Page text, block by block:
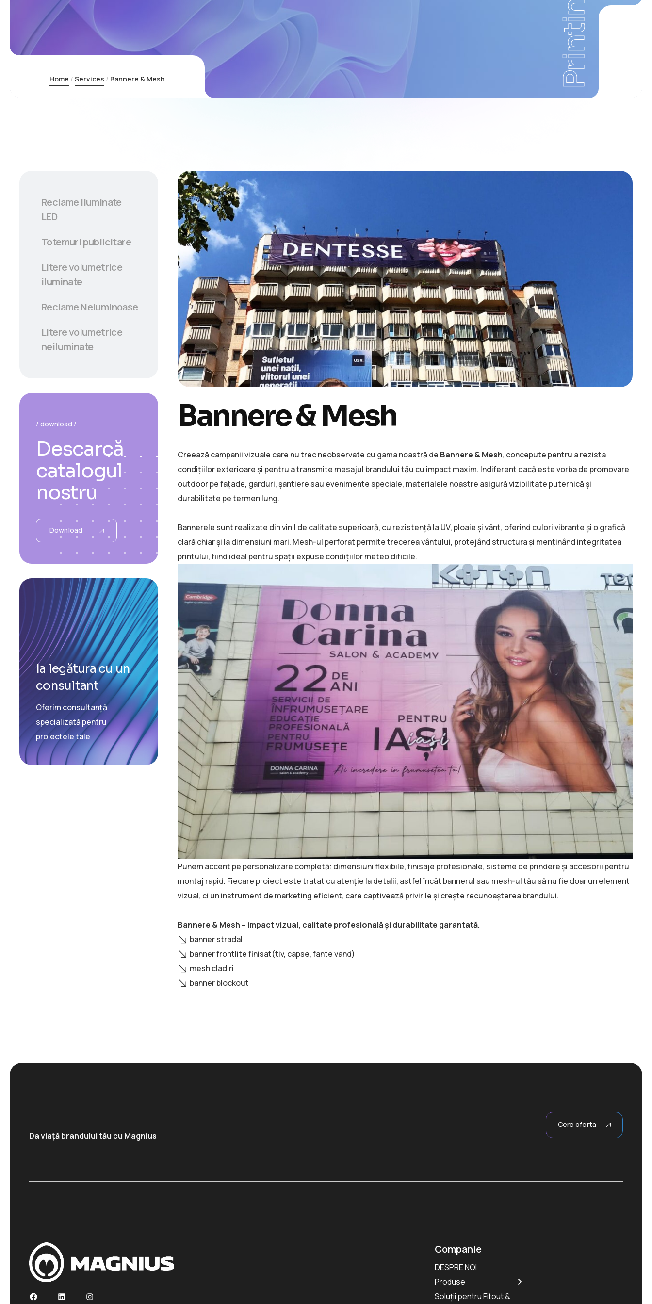
Printing
Home Services Bannere & Mesh
Bannere & Mesh
Creează campanii vizuale care nu trec neobservate cu gama noastră de Bannere & Mesh, concepute pentru a rezista
condițiilor exterioare și pentru a transmite mesajul brandului tău cu impact maxim. Indiferent dacă este vorba de promovare
outdoor pe fațade, garduri, șantiere sau evenimente speciale, materialele noastre asigură vizibilitate puternică și
durabilitate pe termen lung.
Bannerele sunt realizate din vinil de calitate superioară, cu rezistență la UV, ploaie și vânt, oferind culori vibrante și o grafică
clară chiar și la dimensiuni mari. Mesh-ul perforat permite trecerea vântului, protejând structura și menținând integritatea
printului, fiind ideal pentru spații expuse condițiilor meteo dificile.
Punem accent pe personalizare completă: dimensiuni flexibile, finisaje profesionale, sisteme de prindere și accesorii pentru
montaj rapid. Fiecare proiect este tratat cu atenție la detalii, astfel încât bannerul sau mesh-ul tău să nu fie doar un element
vizual, ci un instrument de marketing eficient, care captivează privirile și crește recunoașterea brandului.
Bannere & Mesh – impact vizual, calitate profesională și durabilitate garantată.
banner stradal
banner frontlite finisat(tiv, capse, fante vand)
mesh cladiri
banner blockout
Reclame iluminate
LED
Totemuri publicitare
Litere volumetrice
iluminate
Reclame Neluminoase
Litere volumetrice
neiluminate
/ download /
Descarcă
catalogul
nostru
Download
Ia legătura cu un
consultant
Oferim consultanță
specializată pentru
proiectele tale
Da viață brandului tău cu Magnius
Cere oferta
Companie
DESPRE NOI
Produse
Soluții pentru Fitout &